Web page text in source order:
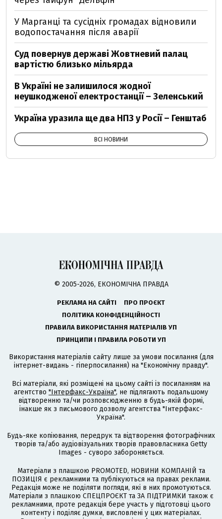
У Марганці та сусідніх громадах відновили
водопостачання після аварії
Суд повернув державі Жовтневий палац
вартістю близько мільярда
В Україні не залишилося жодної
неушкодженої електростанції – Зеленський
Україна уразила ще два НПЗ у Росії – Генштаб
ВСІ НОВИНИ
© 2005-2026, ЕКОНОМІЧНА ПРАВДА
РЕКЛАМА НА САЙТІ
ПРО ПРОЄКТ
ПОЛІТИКА КОНФІДЕНЦІЙНОСТІ
ПРАВИЛА ВИКОРИСТАННЯ МАТЕРІАЛІВ УП
ПРИНЦИПИ І ПРАВИЛА РОБОТИ УП
Використання матеріалів сайту лише за умови посилання (для
інтернет-видань - гіперпосилання) на "Економічну правду".
Всі матеріали, які розміщені на цьому сайті із посиланням на
агентство "Інтерфакс-Україна", не підлягають подальшому
відтворенню та/чи розповсюдженню в будь-якій формі,
інакше як з письмового дозволу агентства "Інтерфакс-
Україна".
Будь-яке копіювання, передрук та відтворення фотографічних
творів та/або аудіовізуальних творів правовласника Getty
Images - суворо забороняється.
Матеріали з плашкою PROMOTED, НОВИНИ КОМПАНІЙ та
ПОЗИЦІЯ є рекламними та публікуються на правах реклами.
Редакція може не поділяти погляди, які в них промотуються.
Матеріали з плашкою СПЕЦПРОЄКТ та ЗА ПІДТРИМКИ також є
рекламними, проте редакція бере участь у підготовці цього
контенту і поділяє думки, висловлені у цих матеріалах.